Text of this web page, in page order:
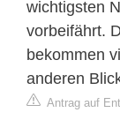
wichtigsten
vorbeifährt.
bekommen
anderen
Antrag auf